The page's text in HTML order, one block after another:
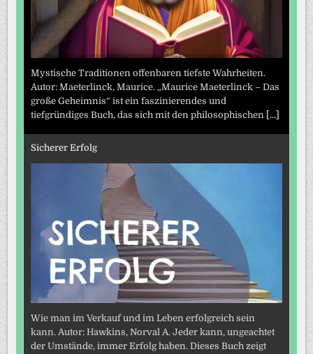
Mystische Traditionen offenbaren tiefste Wahrheiten.
Autor: Maeterlinck, Maurice. „Maurice Maeterlinck – Das
große Geheimnis“ ist ein faszinierendes und
tiefgründiges Buch, das sich mit den philosophischen [...]
Sicherer Erfolg
Wie man im Verkauf und im Leben erfolgreich sein
kann. Autor: Hawkins, Norval A. Jeder kann, ungeachtet
der Umstände, immer Erfolg haben. Dieses Buch zeigt